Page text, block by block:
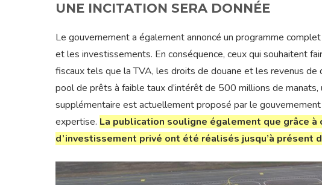
UNE INCITATION SERA DONNÉE
Le gouvernement a également annoncé un programme
et les investissements. En conséquence, ceux qui souhaitent
fiscaux tels que la TVA, les droits de douane et les revenus
pool de prêts à faible taux d’intérêt de 500 millions de
supplémentaire est actuellement proposé par le
expertise. La publication souligne également que grâce
d’investissement privé ont été réalisés jusqu’à présent